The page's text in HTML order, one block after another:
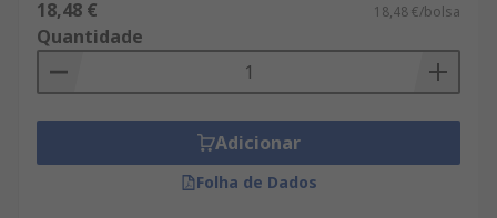
18,48 € 18,48 €/bolsa
Quantidade
Adicionar
Folha de Dados